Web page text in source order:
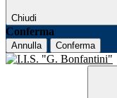
Chiudi
Conferma
Annulla Conferma